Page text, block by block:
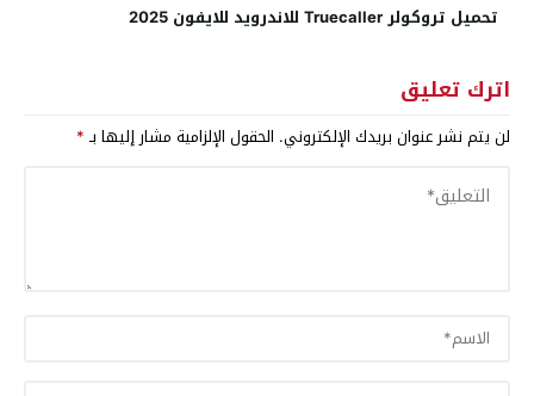
تحميل تروكولر Truecaller للاندرويد للايفون 2025
اترك تعليق
لن يتم نشر عنوان بريدك الإلكتروني. الحقول الإلزامية مشار إليها بـ*